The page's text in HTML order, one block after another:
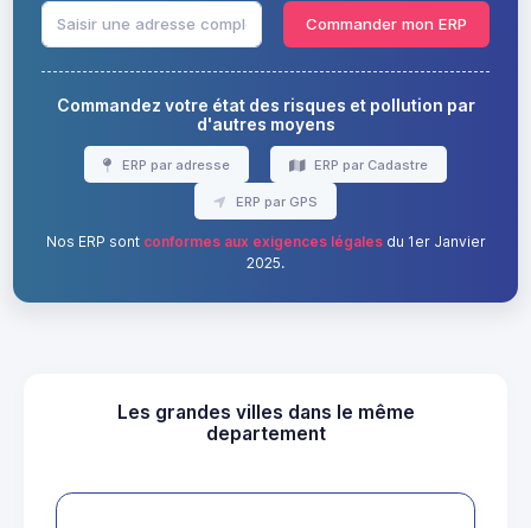
Commander mon ERP
Commandez votre état des risques et pollution par
d'autres moyens
ERP par adresse ERP par Cadastre
ERP par GPS
Nos ERP sont conformes aux exigences légalesdu 1er Janvier
2025.
Les grandes villes dans le même
departement